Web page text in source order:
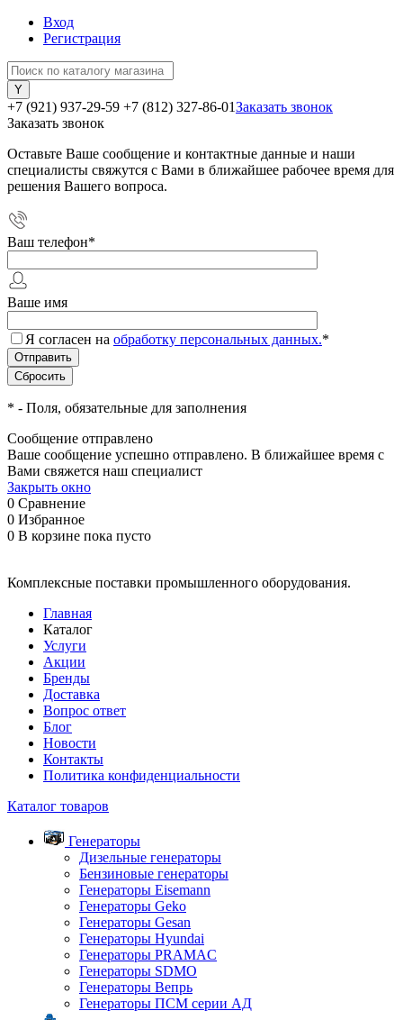
Вход
Регистрация
+7 (921) 937-29-59 +7 (812) 327-86-01Заказать звонок
Заказать звонок
Оставьте Ваше сообщение и контактные данные и наши
специалисты свяжутся с Вами в ближайшее рабочее время для
решения Вашего вопроса.
Ваш телефон*
Ваше имя
Я согласен на обработку персональных данных.*
* - Поля, обязательные для заполнения
Сообщение отправлено
Ваше сообщение успешно отправлено. В ближайшее время с
Вами свяжется наш специалист
Закрыть окно
0 Сравнение
0 Избранное
0 В корзине пока пусто
Комплексные поставки промышленного оборудования.
Главная
Каталог
Услуги
Акции
Бренды
Доставка
Вопрос ответ
Блог
Новости
Контакты
Политика конфиденциальности
Каталог товаров
Генераторы
Дизельные генераторы
Бензиновые генераторы
Генераторы Eisemann
Генераторы Geko
Генераторы Gesan
Генераторы Hyundai
Генераторы PRAMAC
Генераторы SDMO
Генераторы Вепрь
Генераторы ПСМ серии АД